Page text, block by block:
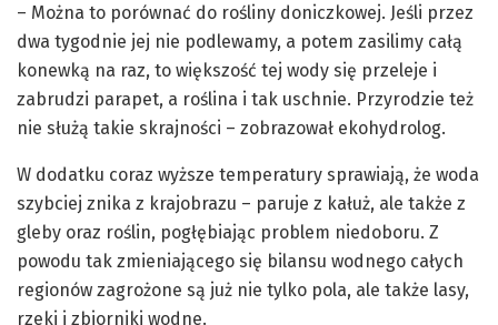
– Można to porównać do rośliny doniczkowej. Jeśli przez
dwa tygodnie jej nie podlewamy, a potem zasilimy całą
konewką na raz, to większość tej wody się przeleje i
zabrudzi parapet, a roślina i tak uschnie. Przyrodzie też
nie służą takie skrajności – zobrazował ekohydrolog.
W dodatku coraz wyższe temperatury sprawiają, że woda
szybciej znika z krajobrazu – paruje z kałuż, ale także z
gleby oraz roślin, pogłębiając problem niedoboru. Z
powodu tak zmieniającego się bilansu wodnego całych
regionów zagrożone są już nie tylko pola, ale także lasy,
rzeki i zbiorniki wodne.